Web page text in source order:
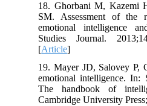
18. Ghorbani M,
SM. Assessment of the
emotional intelligence
Studies Journal.
[Article
19. Mayer JD, Salovey
emotional intelligence.
The handbook of
Cambridge University